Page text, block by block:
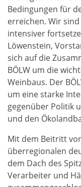
Bedingungen für
erreichen. Wir
intensiver
Löwenstein,
sich auf die
BÖLW um die
Weinbaus. Der
um eine starke
gegenüber Politik
und den
Mit dem Beitritt
überregionalen
dem Dach des
Verarbeiter und